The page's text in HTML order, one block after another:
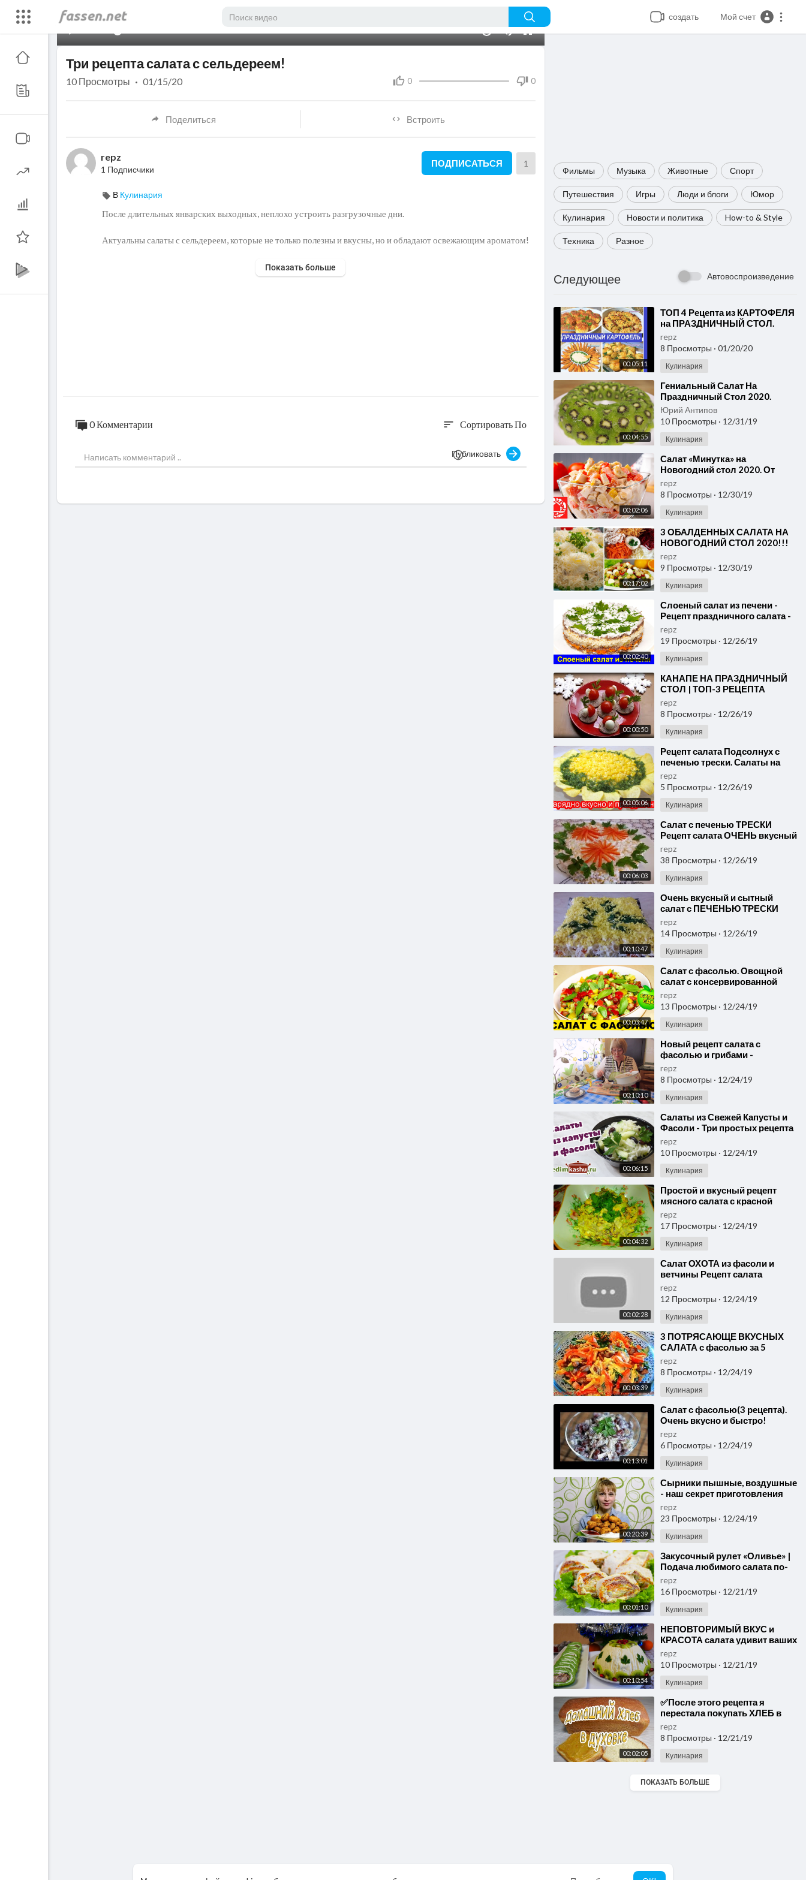
создать Мой счет
Фильмы Музыка Животные Спорт
Путешествия Игры Люди и блоги Юмор
Кулинария Новости и политика How-to & Style
Техника Разное
Следующее Автовоспроизведение
00:05:11
⁣ТОП 4 Рецепта из КАРТОФЕЛЯ
на ПРАЗДНИЧНЫЙ СТОЛ.
Блюда из Картофеля.
repz
8 Просмотры · 01/20/20
Кулинария
00:04:55
⁣Гениальный Салат На
Праздничный Стол 2020.
Устоять Невозможно!
Изумрудный Браслет рецепт
салата.
Юрий Антипов
10 Просмотры · 12/31/19
Кулинария
00:02:06
⁣Салат «Минутка» на
Новогодний стол 2020. От
такого вкусного Салата не
откажется Никто!
repz
8 Просмотры · 12/30/19
Кулинария
00:17:02
⁣3 ОБАЛДЕННЫХ САЛАТА НА
НОВОГОДНИЙ СТОЛ 2020!!!
repz
9 Просмотры · 12/30/19
Кулинария
00:02:40
⁣Слоеный салат из печени -
Рецепт праздничного салата -
Про Вкусняшки
repz
19 Просмотры · 12/26/19
Кулинария
00:00:50
⁣КАНАПЕ НА ПРАЗДНИЧНЫЙ
СТОЛ | ТОП-3 РЕЦЕПТА
repz
8 Просмотры · 12/26/19
Кулинария
00:05:06
⁣Рецепт салата Подсолнух с
печенью трески. Салаты на
праздники
repz
5 Просмотры · 12/26/19
Кулинария
00:06:03
⁣Салат с печенью ТРЕСКИ
Рецепт салата ОЧЕНЬ вкусный
и быстрый в приготовлении
САЛАТ
repz
38 Просмотры · 12/26/19
Кулинария
00:10:47
⁣Очень вкусный и сытный
салат с ПЕЧЕНЬЮ ТРЕСКИ
Рецепт салата Вкусный салат
repz
14 Просмотры · 12/26/19
Кулинария
00:03:47
⁣Салат с фасолью. Овощной
салат с консервированной
фасолью. Супер заправка для
салата. Моя Dolce vita
repz
13 Просмотры · 12/24/19
Кулинария
00:10:10
⁣Новый рецепт салата с
фасолью и грибами -
бюджетный вариант
repz
8 Просмотры · 12/24/19
Кулинария
00:06:15
⁣Салаты из Свежей Капусты и
Фасоли - Три простых рецепта
repz
10 Просмотры · 12/24/19
Кулинария
00:04:32
⁣Простой и вкусный рецепт
мясного салата с красной
фасолью
repz
17 Просмотры · 12/24/19
Кулинария
00:02:28
⁣Салат ОХОТА из фасоли и
ветчины Рецепт салата
repz
12 Просмотры · 12/24/19
Кулинария
00:03:39
⁣3 ПОТРЯСАЮЩЕ ВКУСНЫХ
САЛАТА с фасолью за 5
минут! Такие никогда не
приедаются!
repz
8 Просмотры · 12/24/19
Кулинария
00:13:01
⁣Салат с фасолью(3 рецепта).
Очень вкусно и быстро!
repz
6 Просмотры · 12/24/19
Кулинария
00:20:39
⁣Сырники пышные, воздушные
- наш секрет приготовления
рецепта из творога
repz
23 Просмотры · 12/24/19
Кулинария
00:01:10
⁣Закусочный рулет «Оливье» |
Подача любимого салата по-
новому.
repz
16 Просмотры · 12/21/19
Кулинария
00:10:54
⁣НЕПОВТОРИМЫЙ ВКУС и
КРАСОТА салата удивит ваших
ГОСТЕЙ!!Шпинатный
закусочный рулет на Новый
Год 2020
repz
10 Просмотры · 12/21/19
Кулинария
00:02:05
⁣✅После этого рецепта я
перестала покупать ХЛЕБ в
магазине/ домашний хлеб в
духовке
repz
8 Просмотры · 12/21/19
Кулинария
ПОКАЗАТЬ БОЛЬШЕ
Три рецепта салата с сельдереем!
0 0
10 Просмотры · 01/15/20
Поделиться Встроить
repz
1 Подписчики
ПОДПИСАТЬСЯ 1
В Кулинария
После длительных январских выходных, неплохо устроить разгрузочные дни.
Актуальны салаты с сельдереем, которые не только полезны и вкусны, но и обладают освежающим ароматом!
Показать больше
0 Комментарии sort Сортировать По
Публиковать